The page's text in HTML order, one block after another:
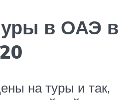
в ОАЭ в
на туры и так,